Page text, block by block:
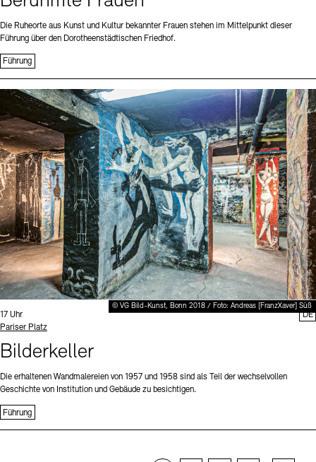
Die Ruheorte aus Kunst und Kultur bekannter Frauen stehen im Mittelpunkt dieser
Führung über den Dorotheenstädtischen Friedhof.
Führung
© VG Bild-Kunst, Bonn 2018 / Foto: Andreas [FranzXaver] Süß
Uhrzeit:
17 Uhr
Standort
Pariser Platz
Bilderkeller
Die erhaltenen Wandmalereien von 1957 und 1958 sind als Teil der wechselvollen
Geschichte von Institution und Gebäude zu besichtigen.
Führung
DE